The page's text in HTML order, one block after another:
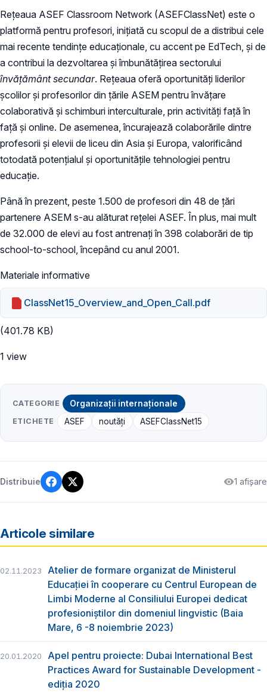
Rețeaua ASEF Classroom Network (ASEFClassNet) este o
platformă pentru profesori, inițiată cu scopul de a distribui cele
mai recente tendințe educaționale, cu accent pe EdTech, și de
a contribui la dezvoltarea și îmbunătățirea sectorului
învățământ secundar. Rețeaua oferă oportunități liderilor
școlilor și profesorilor din țările ASEM pentru învățare
colaborativă și schimburi interculturale, prin activități față în
față și online. De asemenea, încurajează colaborările dintre
profesorii și elevii de liceu din Asia și Europa, valorificând
totodată potențialul și oportunitățile tehnologiei pentru
educație.
Până în prezent, peste 1.500 de profesori din 48 de țări
partenere ASEM s-au alăturat rețelei ASEF. În plus, mai mult
de 32.000 de elevi au fost antrenați în 398 colaborări de tip
school-to-school, începând cu anul 2001.
Materiale informative
ClassNet15_Overview_and_Open_Call.pdf
(401.78 KB)
1 view
CATEGORIE Organizații internaționale
ETICHETE ASEF noutăți ASEFClassNet15
Distribuie 1 afișare
Articole similare
02.11.2023
Atelier de formare organizat de Ministerul
Educației în cooperare cu Centrul European de
Limbi Moderne al Consiliului Europei dedicat
profesioniștilor din domeniul lingvistic (Baia
Mare, 6 -8 noiembrie 2023)
20.01.2020
Apel pentru proiecte: Dubai International Best
Practices Award for Sustainable Development -
ediția 2020